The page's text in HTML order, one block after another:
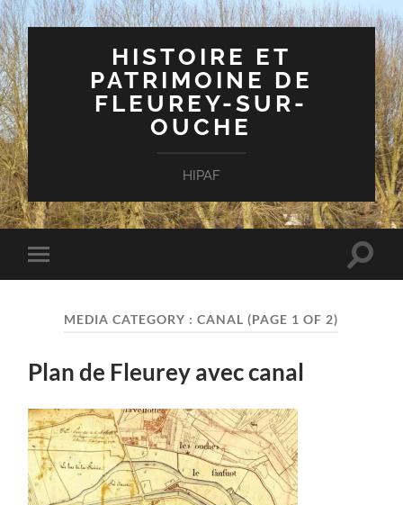
HISTOIRE ET
PATRIMOINE DE
FLEUREY-SUR-
OUCHE
HIPAF
Toggle
mobile
Toggle
MEDIA CATEGORY :CANAL (PAGE 1 OF 2)
Plan de Fleurey avec canal